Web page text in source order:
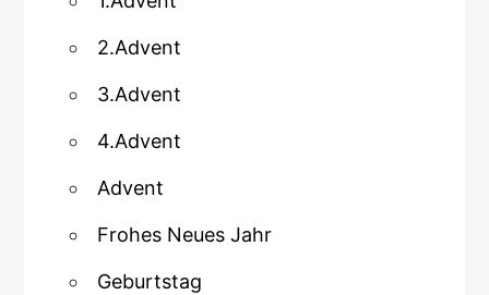
2.Advent
3.Advent
4.Advent
Advent
Frohes Neues Jahr
Geburtstag